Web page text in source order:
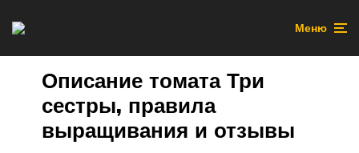
Меню
Описание томата Три
сестры, правила
выращивания и отзывы